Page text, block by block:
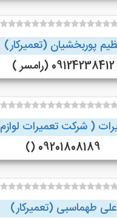
پوربخشیان (تعمیرکار)
09124238412 (رامسر )
( شرکت تعمیرات لوازم )
09201808189 ()
علی طهماسبی (تعمیرکار)